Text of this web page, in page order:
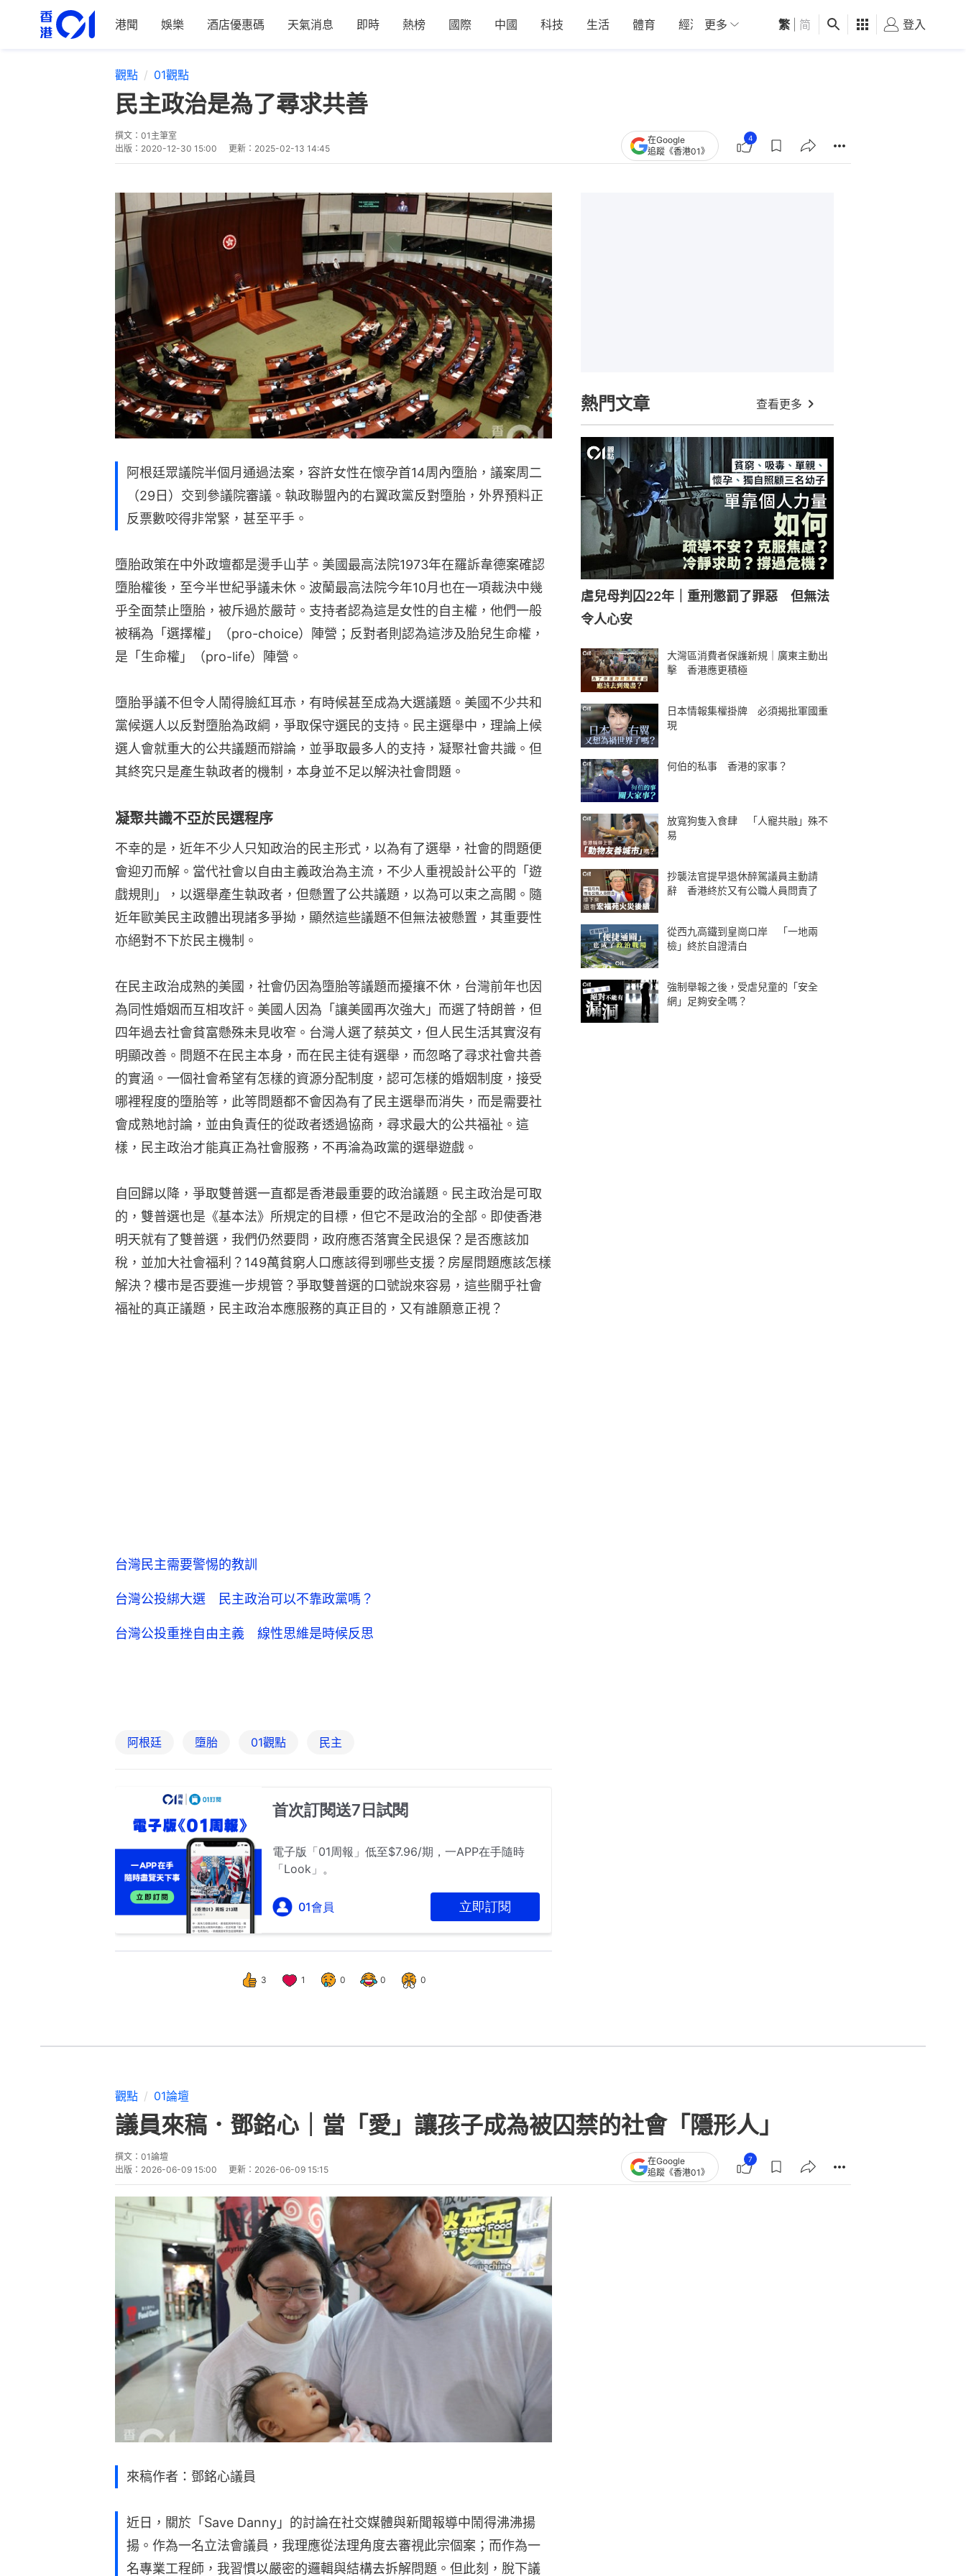
港聞 娛樂 酒店優惠碼 天氣消息 即時 熱榜 國際 中國 科技 生活 體育 經濟 01深圳 觀點 健康 好食玩飛
更多 繁 简 登入
觀點 01觀點
民主政治是為了尋求共善
撰文： 01主筆室
出版： 2020-12-30 15:00 更新： 2025-02-13 14:45
在Google
追蹤《香港01》
4
阿根廷眾議院半個月通過法案，容許女性在懷孕首14周內墮胎，議案周二
（29日）交到參議院審議。執政聯盟內的右翼政黨反對墮胎，外界預料正
反票數咬得非常緊，甚至平手。
墮胎政策在中外政壇都是燙手山芋。美國最高法院1973年在羅訴韋德案確認
墮胎權後，至今半世紀爭議未休。波蘭最高法院今年10月也在一項裁決中幾
乎全面禁止墮胎，被斥過於嚴苛。支持者認為這是女性的自主權，他們一般
被稱為「選擇權」（pro-choice）陣營；反對者則認為這涉及胎兒生命權，
是「生命權」（pro-life）陣營。
墮胎爭議不但令人鬧得臉紅耳赤，有時候甚至成為大選議題。美國不少共和
黨候選人以反對墮胎為政綱，爭取保守選民的支持。民主選舉中，理論上候
選人會就重大的公共議題而辯論，並爭取最多人的支持，凝聚社會共識。但
其終究只是產生執政者的機制，本身並不足以解決社會問題。
凝聚共識不亞於民選程序
不幸的是，近年不少人只知政治的民主形式，以為有了選舉，社會的問題便
會迎刃而解。當代社會以自由主義政治為主流，不少人重視設計公平的「遊
戲規則」，以選舉產生執政者，但懸置了公共議題，以為可以束之高閣。隨
近年歐美民主政體出現諸多爭拗，顯然這些議題不但無法被懸置，其重要性
亦絕對不下於民主機制。
在民主政治成熟的美國，社會仍因為墮胎等議題而擾攘不休，台灣前年也因
為同性婚姻而互相攻訐。美國人因為「讓美國再次強大」而選了特朗普，但
四年過去社會貧富懸殊未見收窄。台灣人選了蔡英文，但人民生活其實沒有
明顯改善。問題不在民主本身，而在民主徒有選舉，而忽略了尋求社會共善
的實涵。一個社會希望有怎樣的資源分配制度，認可怎樣的婚姻制度，接受
哪裡程度的墮胎等，此等問題都不會因為有了民主選舉而消失，而是需要社
會成熟地討論，並由負責任的從政者透過協商，尋求最大的公共福祉。這
樣，民主政治才能真正為社會服務，不再淪為政黨的選舉遊戲。
自回歸以降，爭取雙普選一直都是香港最重要的政治議題。民主政治是可取
的，雙普選也是《基本法》所規定的目標，但它不是政治的全部。即使香港
明天就有了雙普選，我們仍然要問，政府應否落實全民退保？是否應該加
稅，並加大社會福利？149萬貧窮人口應該得到哪些支援？房屋問題應該怎樣
解決？樓市是否要進一步規管？爭取雙普選的口號說來容易，這些關乎社會
福祉的真正議題，民主政治本應服務的真正目的，又有誰願意正視？
台灣民主需要警惕的教訓
台灣公投綁大選 民主政治可以不靠政黨嗎？
台灣公投重挫自由主義 線性思維是時候反思
阿根廷 墮胎 01觀點 民主
3 1 0 0 0
熱門文章 查看更多
虐兒母判囚22年｜重刑懲罰了罪惡 但無法
令人心安
大灣區消費者保護新規｜廣東主動出
擊 香港應更積極
日本情報集權掛牌 必須揭批軍國重
現
何伯的私事 香港的家事？
放寬狗隻入食肆 「人寵共融」殊不
易
抄襲法官提早退休醉駕議員主動請
辭 香港終於又有公職人員問責了
從西九高鐵到皇崗口岸 「一地兩
檢」終於自證清白
強制舉報之後，受虐兒童的「安全
網」足夠安全嗎？
觀點 01論壇
議員來稿．鄧銘心｜當「愛」讓孩子成為被囚禁的社會「隱形人」
撰文： 01論壇
出版： 2026-06-09 15:00 更新： 2026-06-09 15:15
在Google
追蹤《香港01》
7
來稿作者：鄧銘心議員
近日，關於「Save Danny」的討論在社交媒體與新聞報導中鬧得沸沸揚
揚。作為一名立法會議員，我理應從法理角度去審視此宗個案；而作為一
名專業工程師，我習慣以嚴密的邏輯與結構去拆解問題。但此刻，脫下議